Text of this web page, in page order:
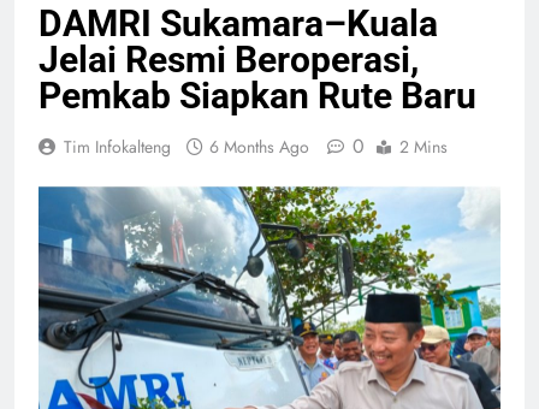
DAMRI Sukamara–Kuala
Jelai Resmi Beroperasi,
Pemkab Siapkan Rute Baru
Tim Infokalteng 6 Months Ago 0 2 Mins